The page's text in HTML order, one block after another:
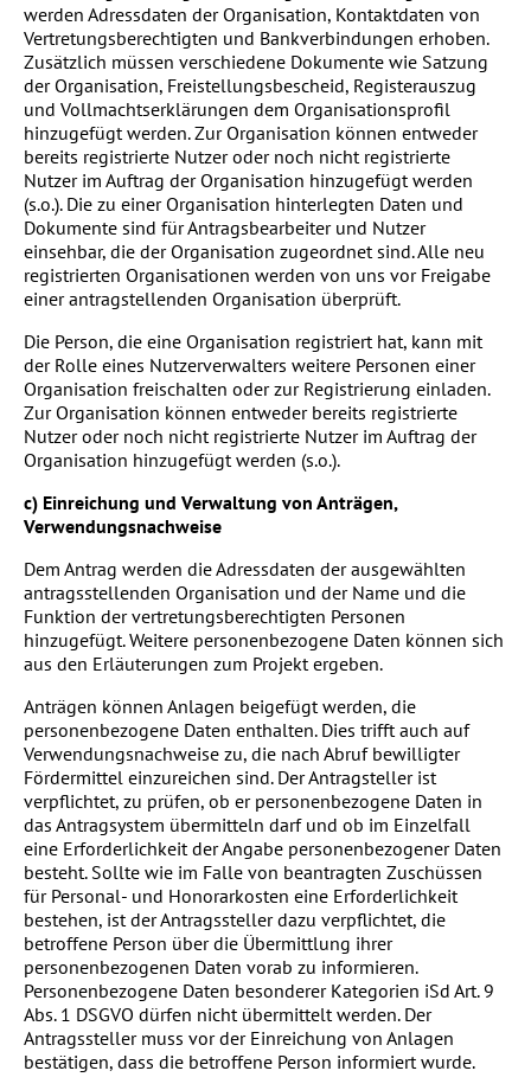
werden Adressdaten der Organisation, Kontaktdaten von
Vertretungsberechtigten und Bankverbindungen erhoben.
Zusätzlich müssen verschiedene Dokumente wie Satzung
der Organisation, Freistellungsbescheid, Registerauszug
und Vollmachtserklärungen dem Organisationsprofil
hinzugefügt werden. Zur Organisation können entweder
bereits registrierte Nutzer oder noch nicht registrierte
Nutzer im Auftrag der Organisation hinzugefügt werden
(s.o.). Die zu einer Organisation hinterlegten Daten und
Dokumente sind für Antragsbearbeiter und Nutzer
einsehbar, die der Organisation zugeordnet sind. Alle neu
registrierten Organisationen werden von uns vor Freigabe
einer antragstellenden Organisation überprüft.
Die Person, die eine Organisation registriert hat, kann mit
der Rolle eines Nutzerverwalters weitere Personen einer
Organisation freischalten oder zur Registrierung einladen.
Zur Organisation können entweder bereits registrierte
Nutzer oder noch nicht registrierte Nutzer im Auftrag der
Organisation hinzugefügt werden (s.o.).
c) Einreichung und Verwaltung von Anträgen,
Verwendungsnachweise
Dem Antrag werden die Adressdaten der ausgewählten
antragsstellenden Organisation und der Name und die
Funktion der vertretungsberechtigten Personen
hinzugefügt. Weitere personenbezogene Daten können sich
aus den Erläuterungen zum Projekt ergeben.
Anträgen können Anlagen beigefügt werden, die
personenbezogene Daten enthalten. Dies trifft auch auf
Verwendungsnachweise zu, die nach Abruf bewilligter
Fördermittel einzureichen sind. Der Antragsteller ist
verpflichtet, zu prüfen, ob er personenbezogene Daten in
das Antragsystem übermitteln darf und ob im Einzelfall
eine Erforderlichkeit der Angabe personenbezogener Daten
besteht. Sollte wie im Falle von beantragten Zuschüssen
für Personal- und Honorarkosten eine Erforderlichkeit
bestehen, ist der Antragssteller dazu verpflichtet, die
betroffene Person über die Übermittlung ihrer
personenbezogenen Daten vorab zu informieren.
Personenbezogene Daten besonderer Kategorien iSd Art. 9
Abs. 1 DSGVO dürfen nicht übermittelt werden. Der
Antragssteller muss vor der Einreichung von Anlagen
bestätigen, dass die betroffene Person informiert wurde.